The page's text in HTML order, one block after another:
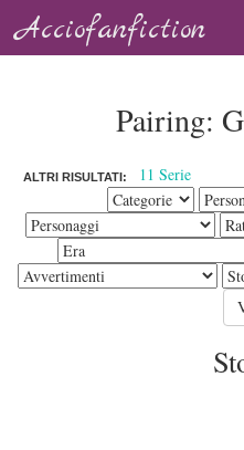
Acciofanfiction
Pairing:
ALTRI RISULTATI: 11 Serie